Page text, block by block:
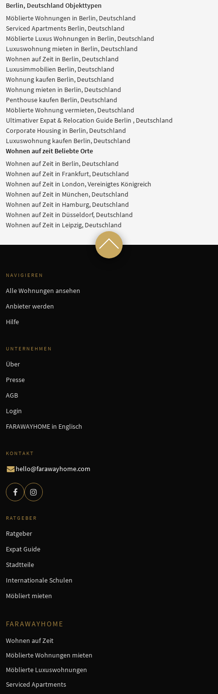
Berlin, Deutschland Objekttypen
Möblierte Wohnungen in Berlin, Deutschland
Serviced Apartments Berlin, Deutschland
Möblierte Luxus Wohnungen in Berlin, Deutschland
Luxuswohnung mieten in Berlin, Deutschland
Wohnen auf Zeit in Berlin, Deutschland
Luxusimmobilien Berlin, Deutschland
Wohnung kaufen Berlin, Deutschland
Wohnung mieten in Berlin, Deutschland
Penthouse kaufen Berlin, Deutschland
Möblierte Wohnung vermieten, Deutschland
Ultimativer Expat & Relocation Guide Berlin , Deutschland
Corporate Housing in Berlin, Deutschland
Luxuswohnung kaufen Berlin, Deutschland
Wohnen auf zeit Beliebte Orte
Wohnen auf Zeit in Berlin, Deutschland
Wohnen auf Zeit in Frankfurt, Deutschland
Wohnen auf Zeit in London, Vereinigtes Königreich
Wohnen auf Zeit in München, Deutschland
Wohnen auf Zeit in Hamburg, Deutschland
Wohnen auf Zeit in Düsseldorf, Deutschland
Wohnen auf Zeit in Leipzig, Deutschland
NAVIGIEREN
Alle Wohnungen ansehen
Anbieter werden
Hilfe
UNTERNEHMEN
Über
Presse
AGB
Login
FARAWAYHOME in Englisch
KONTAKT
hello@farawayhome.com
RATGEBER
Ratgeber
Expat Guide
Stadtteile
Internationale Schulen
Möbliert mieten
FARAWAYHOME
Wohnen auf Zeit
Möblierte Wohnungen mieten
Möblierte Luxuswohnungen
Serviced Apartments